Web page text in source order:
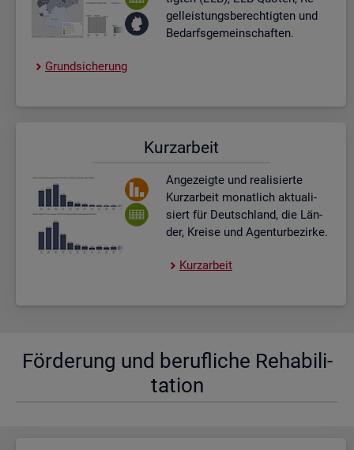
gel­leis­tungs­be­rech­tig­ten und
Be­darfs­ge­mein­schaf­ten.
Grund­si­che­rung
Kurz­ar­beit
An­ge­zeig­te und rea­li­sier­te
Kurz­ar­beit mo­nat­lich ak­tua­li­
siert für Deutsch­land, die Län­
der, Krei­se und Agen­tur­be­zir­ke.
Kurz­ar­beit
För­de­rung und be­ruf­li­che Re­ha­bi­li­
ta­ti­on